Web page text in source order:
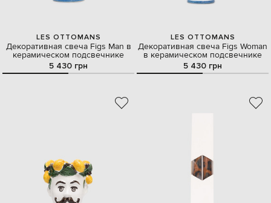
LES OTTOMANS
Декоративная свеча Figs Man в
керамическом подсвечнике
5 430 грн
LES OTTOMANS
Декоративная свеча Figs Woman
в керамическом подсвечнике
5 430 грн